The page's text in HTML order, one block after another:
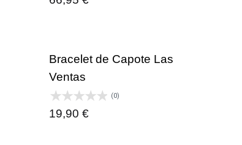
Bracelet de Capote Las
Ventas
(0)
19,90 €